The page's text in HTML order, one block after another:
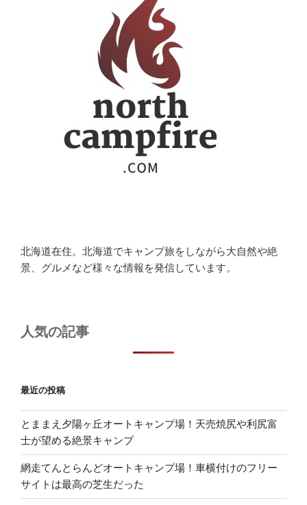
北海道在住。北海道でキャンプ旅をしながら大自然や絶
景、グルメなど様々な情報を発信しています。
人気の記事
最近の投稿
とままえ夕陽ヶ丘オートキャンプ場！天売焼尻や利尻富
士が望める絶景キャンプ
網走てんとらんどオートキャンプ場！車横付けのフリー
サイトは最高の芝生だった